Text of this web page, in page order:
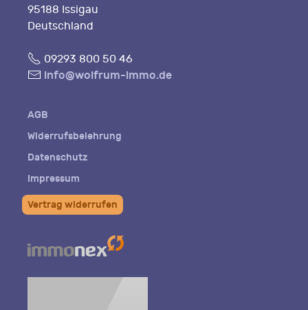
95188 Issigau
Deutschland
Fon09293 800 50 46
E- info@wolfrum-immo.de
AGB
Widerrufsbelehrung
Datenschutz
Impressum
Vertrag widerrufen